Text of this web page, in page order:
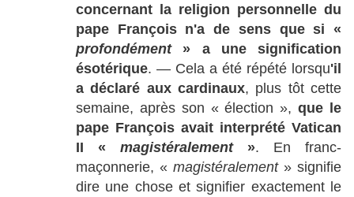
concernant la religion personnelle du
pape François n'a de sens que si «
profondément» a une signification
ésotérique. — Cela a été répété lorsqu'il
a déclaré aux cardinaux, plus tôt cette
semaine, après son « élection », que le
pape François avait interprété Vatican
II « magistéralement». En franc-
maçonnerie, « magistéralement» signifie
dire une chose et signifier exactement le